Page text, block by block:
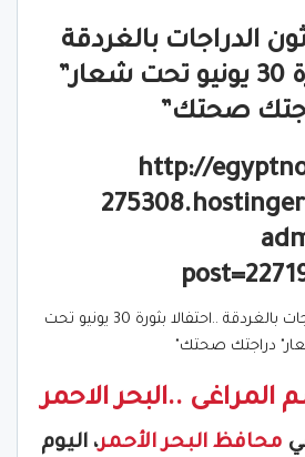
الدراجات بالغردقة
..احتفالا بثورة 30 يونيو تحت شعار”
صحتك”
http://
المراغى ..البحر الاحمر
محافظ البحر الأحمر، اليوم